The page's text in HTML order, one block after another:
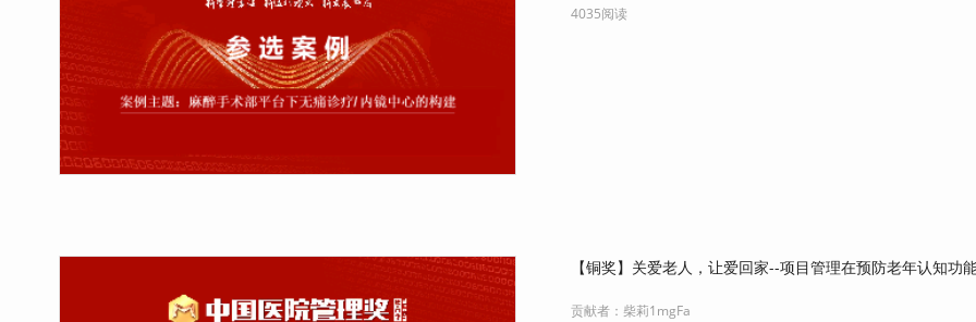
4035阅读
【铜奖】关爱老人，让爱回家--项目管理在预防老年认知功
贡献者：柴莉1mgFa